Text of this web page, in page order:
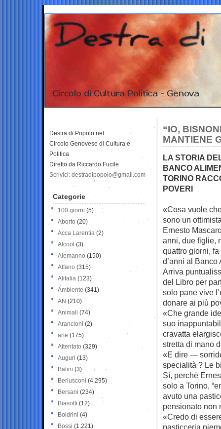
“IO,
MANTIENE
LA STORIA
BANCO
TORINO
POVERI
«Cosa vuole
sono un
Ernesto
anni, due figlie,
quattro giorni,
d’anni al Banco
Arriva
del Libro per
solo pane vive
donare ai più
«Che grande
suo
cravatta
stretta di mano
«E dire —
specialità ? Le
Sì, perchè
solo a Torino,
avuto una
pensionato non
«Credo di
pasticceria
Destra di Popolo.net
Circolo Genovese di Cultura e
Politica
Diretto da Riccardo Fucile
Scrivici: destradipopolo@gmail.com
Categorie
100 giorni (5)
Aborto (20)
Acca Larentia (2)
Alcool (3)
Alemanno (150)
Alfano (315)
Alitalia (123)
Ambiente (341)
AN (210)
Animali (74)
Arancioni (2)
arte (175)
Attentato (329)
Auguri (13)
Batini (3)
Berlusconi (4.295)
Bersani (234)
Biasotti (12)
Boldrini (4)
Bossi (1.221)